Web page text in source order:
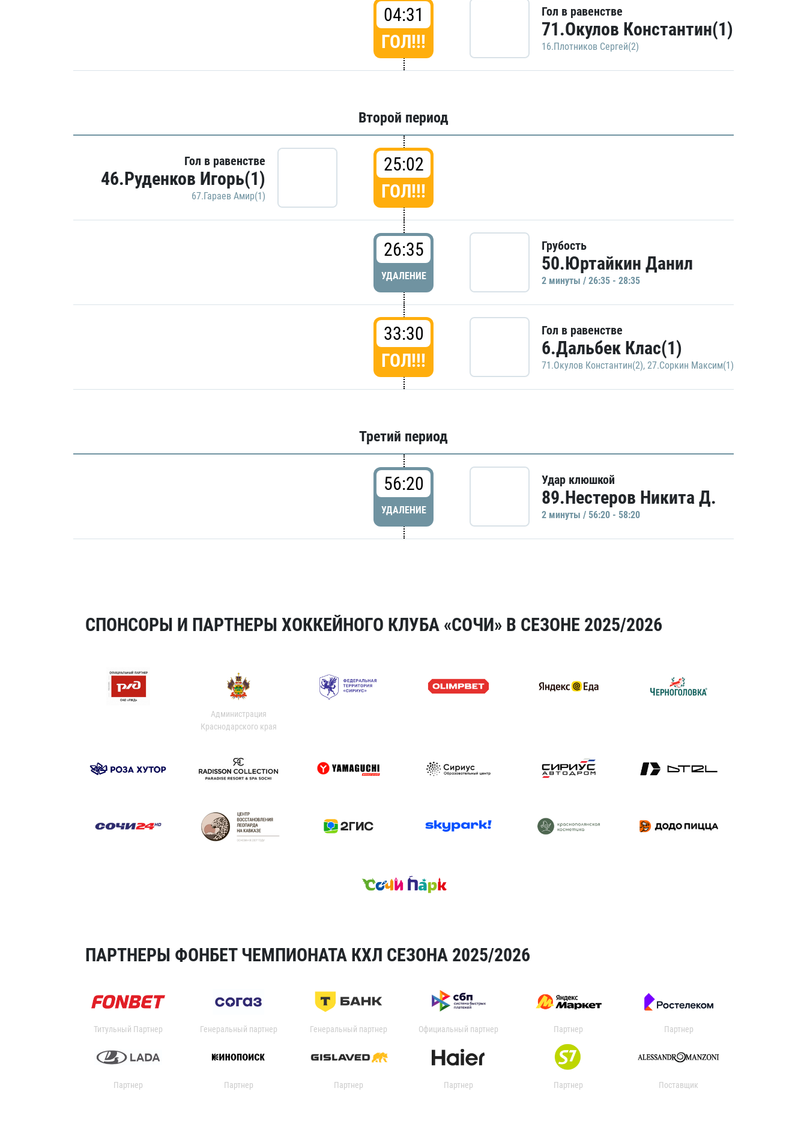
04:31
ГОЛ!!!
Гол в равенстве
71.Окулов Константин(1)
16.Плотников Сергей(2)
Второй период
Гол в равенстве
46.Руденков Игорь(1)
67.Гараев Амир(1)
25:02
ГОЛ!!!
26:35
УДАЛЕНИЕ
Грубость
50.Юртайкин Данил
2 минуты / 26:35 - 28:35
33:30
ГОЛ!!!
Гол в равенстве
6.Дальбек Клас(1)
71.Окулов Константин(2), 27.Соркин Максим(1)
Третий период
56:20
УДАЛЕНИЕ
Удар клюшкой
89.Нестеров Никита Д.
2 минуты / 56:20 - 58:20
СПОНСОРЫ И ПАРТНЕРЫ ХОККЕЙНОГО КЛУБА «СОЧИ» В СЕЗОНЕ 2025/2026
Администрация
Краснодарского края
ПАРТНЕРЫ ФОНБЕТ ЧЕМПИОНАТА КХЛ СЕЗОНА 2025/2026
Титульный Партнер Генеральный партнер Генеральный партнер Официальный партнер Партнер Партнер
Партнер Партнер Партнер Партнер Партнер Поставщик